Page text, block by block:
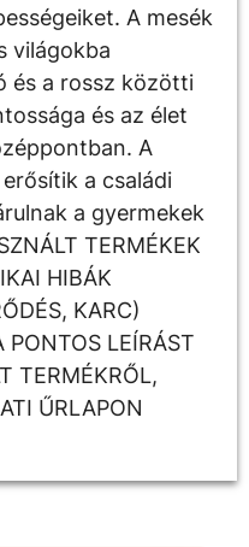
A mesék
világokba
és a rossz közötti
és az élet
A
a családi
a gyermekek
TERMÉKEK
HIBÁK
KARC)
PONTOS LEÍRÁST
TERMÉKRŐL,
ŰRLAPON